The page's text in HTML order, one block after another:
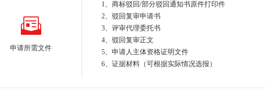
申请所需文件
1、商标驳回/部分驳回通知书原件打印件
2、驳回复审申请书
3、评审代理委托书
4、驳回复审正文
5、申请人主体资格证明文件
6、证据材料（可根据实际情况选报）